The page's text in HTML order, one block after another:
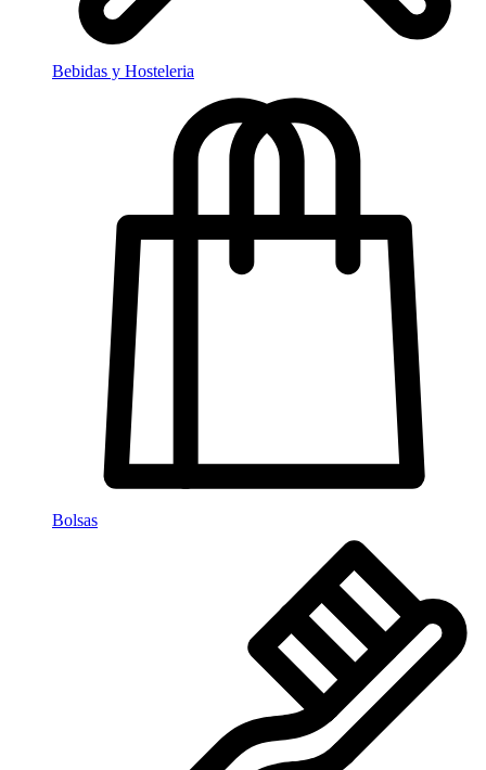
Bebidas y Hosteleria
Bolsas